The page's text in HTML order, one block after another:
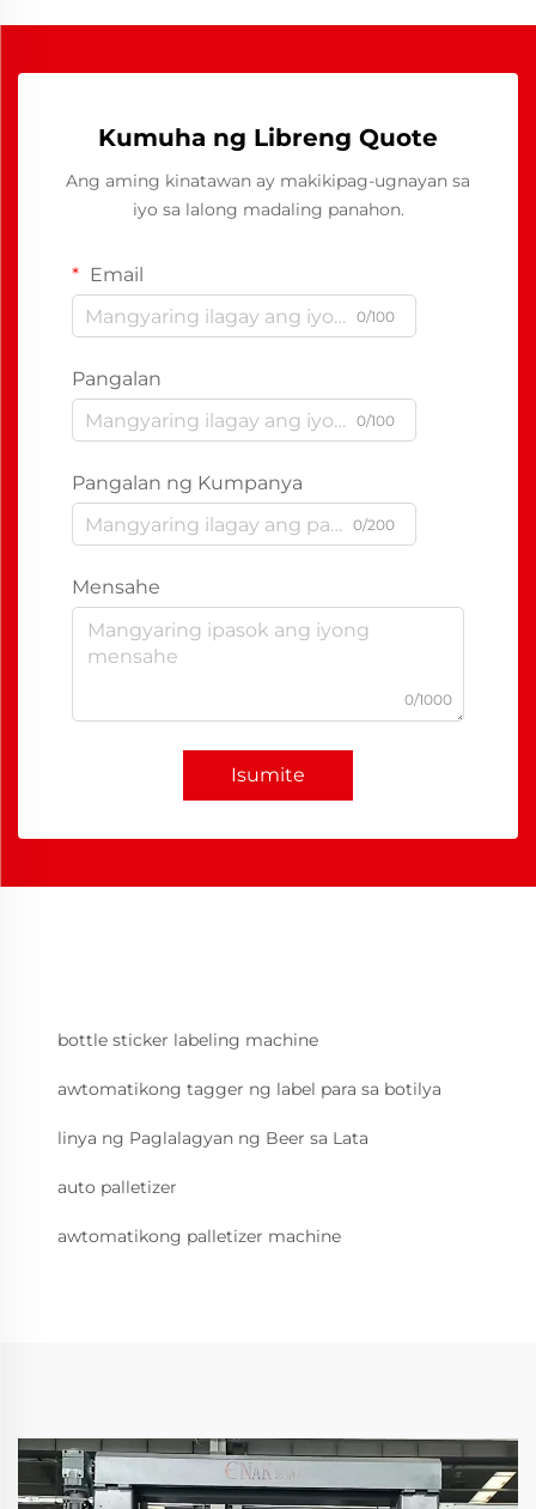
Kumuha ng Libreng Quote
Ang aming kinatawan ay makikipag-ugnayan sa
iyo sa lalong madaling panahon.
Email
0/100
Pangalan
0/100
Pangalan ng Kumpanya
0/200
Mensahe
0/1000
Isumite
bottle sticker labeling machine
awtomatikong tagger ng label para sa botilya
linya ng Paglalagyan ng Beer sa Lata
auto palletizer
awtomatikong palletizer machine